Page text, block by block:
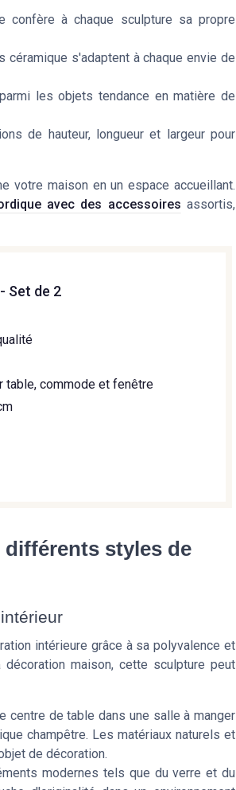
confère à chaque sculpture sa propre
s'adaptent à chaque envie de
les objets tendance en matière de
de hauteur, longueur et largeur pour
votre maison en un espace accueillant.
avec des accessoires assortis,
Set de 2
table, commode et fenêtre
différents styles de
intérieure grâce à sa polyvalence et
maison, cette sculpture peut
centre de table dans une salle à manger
champêtre. Les matériaux naturels et
de décoration.
modernes tels que du verre et du